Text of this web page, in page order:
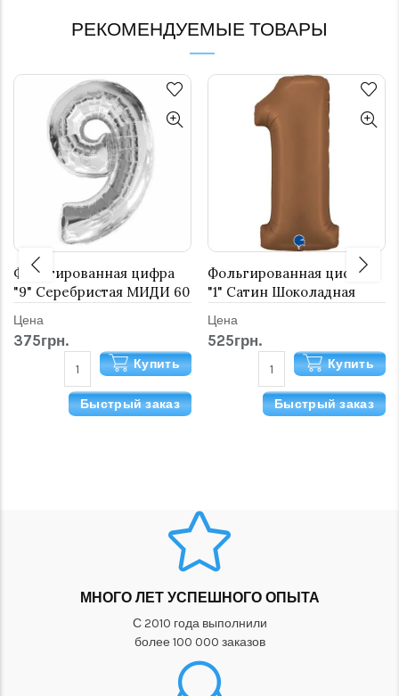
РЕКОМЕНДУЕМЫЕ ТОВАРЫ
Фольгированная цифра
"9" Серебристая МИДИ 60
Цена
375грн.
Купить
Быстрый заказ
Фольгированная цифра
"1" Сатин Шоколадная
Цена
525грн.
Купить
Быстрый заказ
МНОГО ЛЕТ УСПЕШНОГО ОПЫТА
С 2010 года выполнили
более 100 000 заказов